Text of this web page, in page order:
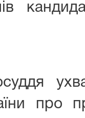
про